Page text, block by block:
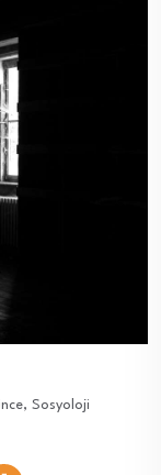
, Sosyoloji